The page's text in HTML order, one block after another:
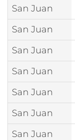
San Juan
San Juan
San Juan
San Juan
San Juan
San Juan
San Juan